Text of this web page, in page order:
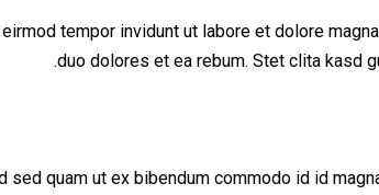
tempor invidunt ut labore et dolore
duo dolores et ea rebum. Stet clita kasd
quam ut ex bibendum commodo id id